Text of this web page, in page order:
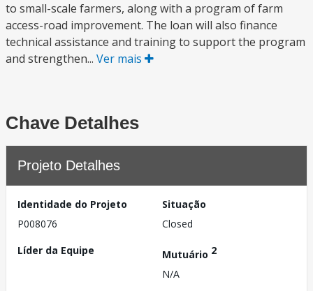
to small-scale farmers, along with a program of farm
access-road improvement. The loan will also finance
technical assistance and training to support the program
and strengthen... Ver mais
Chave Detalhes
Projeto Detalhes
Identidade do Projeto
P008076
Situação
Closed
Líder da Equipe
Mutuário 2
N/A